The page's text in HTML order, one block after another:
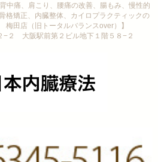
中痛、肩こり、腰痛の改善、腸もみ、慢性的
格矯正、内臓整体、カイロプラクティックの
田店（旧トータルバランスover）】
−２ 大阪駅前第２ビル地下１階５８−２